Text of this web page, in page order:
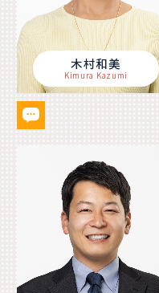
木村和美
Kimura Kazumi